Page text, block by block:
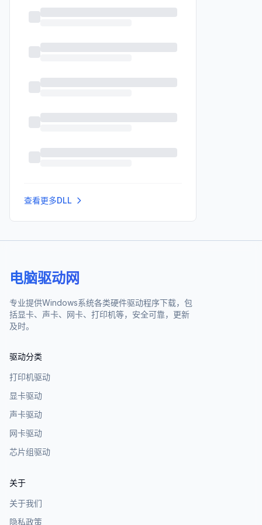
查看更多DLL
电脑驱动网
专业提供Windows系统各类硬件驱动程序下载，包
括显卡、声卡、网卡、打印机等，安全可靠，更新
及时。
驱动分类
打印机驱动
显卡驱动
声卡驱动
网卡驱动
芯片组驱动
关于
关于我们
隐私政策